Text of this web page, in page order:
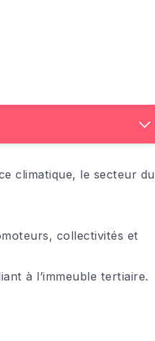
climatique, le secteur du
collectivités et
à l’immeuble tertiaire.